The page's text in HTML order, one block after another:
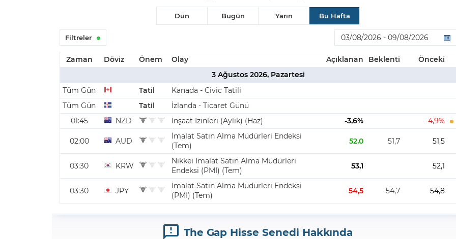
The Gap Hisse Senedi Hakkında